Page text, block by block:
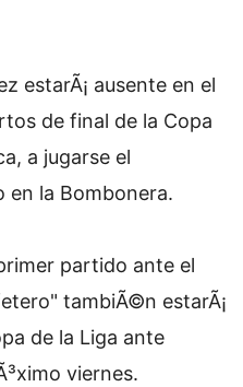
estarÃ¡ ausente en el
de final de la Copa
a jugarse el
la Bombonera.
partido ante el
tambiÃ©n estarÃ¡
de la Liga ante
viernes.